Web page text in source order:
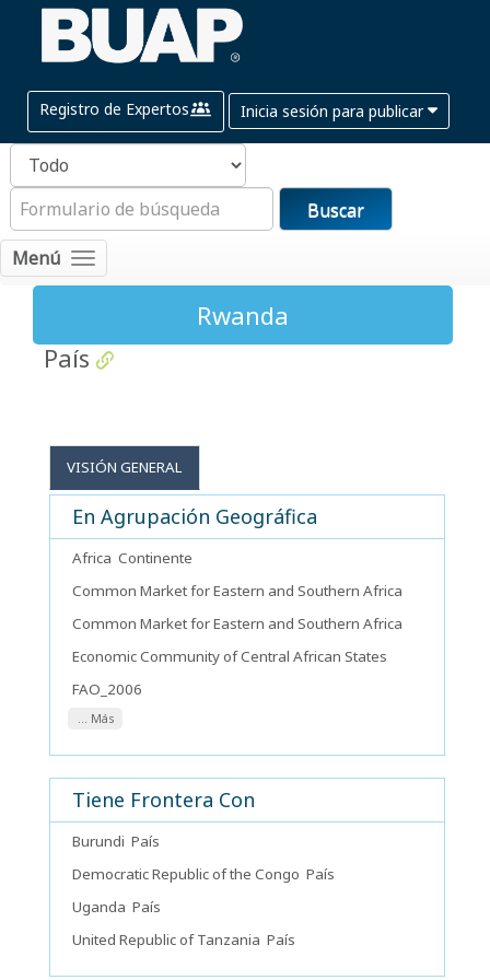
Registro de Expertos Inicia sesión para publicar
Buscar
Menú
Rwanda
País
VISIÓN GENERAL
En Agrupación Geográfica
Africa Continente
Common Market for Eastern and Southern Africa
Common Market for Eastern and Southern Africa
Economic Community of Central African States
FAO_2006
... Más
Tiene Frontera Con
Burundi País
Democratic Republic of the Congo País
Uganda País
United Republic of Tanzania País